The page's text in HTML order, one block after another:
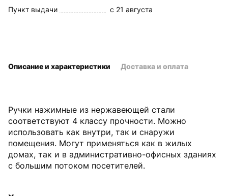
Пункт выдачи
c 21 августа
Ручки нажимные из нержавеющей стали
соответствуют 4 классу прочности. Можно
использовать как внутри, так и снаружи
помещения. Могут применяться как в жилых
домах, так и в административно-офисных зданиях
с большим потоком посетителей.
Описание и характеристики Доставка и оплата